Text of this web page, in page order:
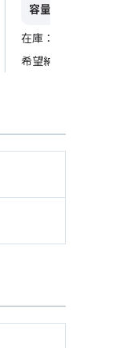
容量：
在庫：0
希望納入価格(税抜)